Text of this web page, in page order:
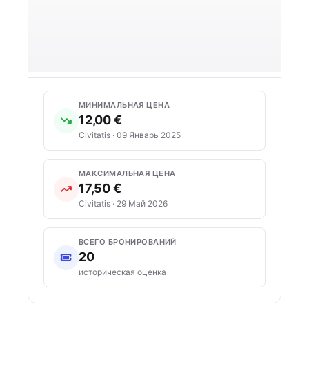
МИНИМАЛЬНАЯ ЦЕНА
12,00 €
Civitatis · 09 Январь 2025
МАКСИМАЛЬНАЯ ЦЕНА
17,50 €
Civitatis · 29 Май 2026
ВСЕГО БРОНИРОВАНИЙ
20
историческая оценка